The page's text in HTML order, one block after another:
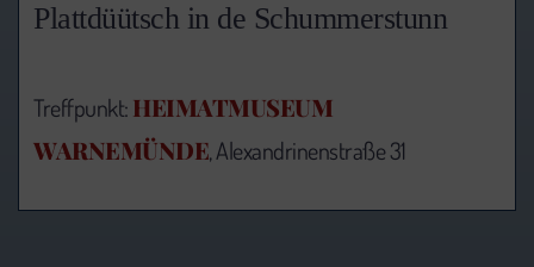
Plattdüütsch in de Schummerstunn
Treffpunkt:HEIMATMUSEUM
WARNEMÜNDE, Alexandrinenstraße 31